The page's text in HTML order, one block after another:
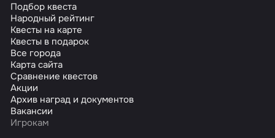
Подбор квеста
Народный рейтинг
Квесты на карте
Квесты в подарок
Все города
Карта сайта
Сравнение квестов
Акции
Архив наград и документов
Вакансии
Игрокам